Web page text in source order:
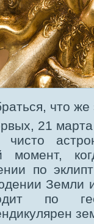
что
21
момент,
по
Земли
по